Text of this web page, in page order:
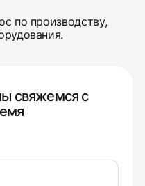
по производству,
свяжемся с